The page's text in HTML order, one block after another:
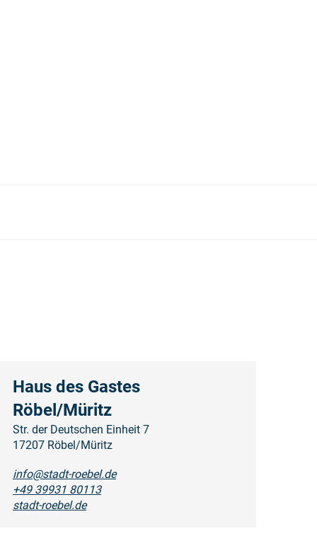
Haus des Gastes
Röbel/Müritz
Str. der Deutschen Einheit 7
17207 Röbel/Müritz
info@stadt-roebel.de
+49 39931 80113
stadt-roebel.de